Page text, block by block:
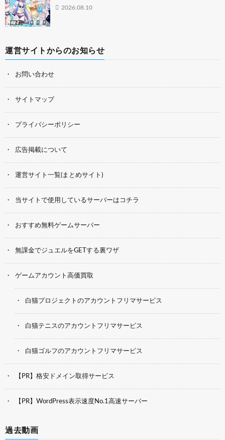
2026.08.10
運営サイトからのお知らせ
お問い合わせ
サイトマップ
プライバシーポリシー
広告掲載について
運営サイト一覧(まとめサイト)
当サイトで使用しているサーバーはコチラ
おすすめ無料ゲームサーバー
無課金でジュエルをGETする裏ワザ
ゲームアカウント高価買取
白猫プロジェクトのアカウントフリマサービス
白猫テニスのアカウントフリマサービス
白猫ゴルフのアカウントフリマサービス
【PR】格安ドメイン取得サービス
【PR】WordPress表示速度No.1高速サーバー
過去動画